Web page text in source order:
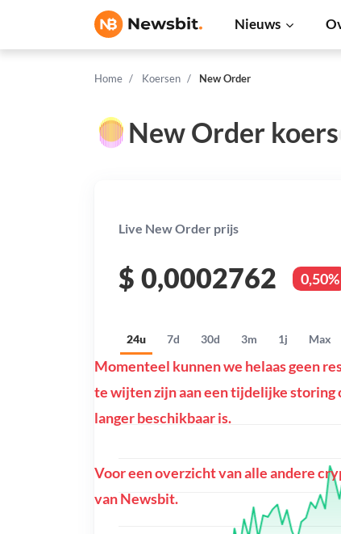
Nieuws
Home Koersen New Order
New Order koers
Live New Order prijs
$ 0,0002762 0,50%
24u 7d 30d 3m 1j Max
Momenteel kunnen we helaas geen
te wijten zijn aan een tijdelijke
langer beschikbaar is.
Voor een overzicht van alle andere
van Newsbit.